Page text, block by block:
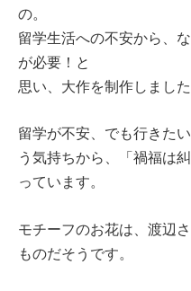
の。
留学生活への不安から、
が必要！と
思い、大作を制作しました
留学が不安、でも行きた
う気持ちから、「禍福は
っています。
モチーフのお花は、渡辺
ものだそうです。